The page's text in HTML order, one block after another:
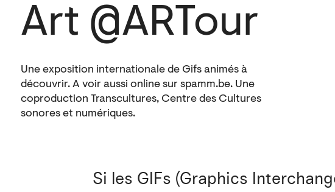
Art @ARTour
Une exposition internationale de Gifs animés à
découvrir. A voir aussi online sur spamm.be. Une
coproduction Transcultures, Centre des Cultures
sonores et numériques.
Si les GIFs (Graphics